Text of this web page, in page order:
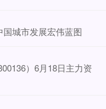
国城市发展宏伟蓝图
）6月18日主力资